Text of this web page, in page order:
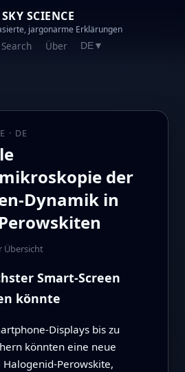
SCIENCE
jargonarme Erklärungen
Search Über DE▼
· DE
der
in
Übersicht
Smart‑Screen
könnte
bis zu
könnten eine neue